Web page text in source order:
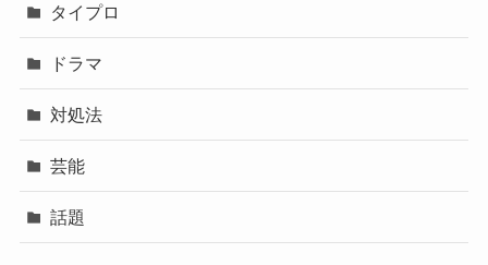
タイプロ
ドラマ
対処法
芸能
話題